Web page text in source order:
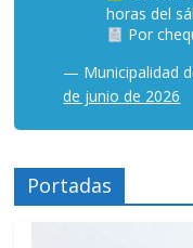
horas del
Por
— Municipalidad
de junio de 2026
Portadas